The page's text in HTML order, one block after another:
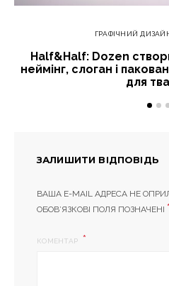
ГРАФІЧНИЙ
Half&Half: Dozen
неймінг, слоган і
для
ЗАЛИШИТИ ВІДПОВІДЬ
ВАША E-MAIL АДРЕСА НЕ
ОБОВ’ЯЗКОВІ ПОЛЯ ПОЗНАЧЕНІ *
КОМЕНТАР